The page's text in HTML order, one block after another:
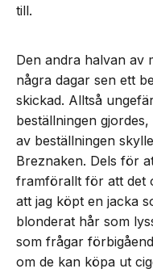
till.
Den andra halvan av
några dagar sen ett
skickad. Alltså
beställningen
av beställningen
Breznaken. Dels för
framförallt för att det
att jag köpt en jacka
blonderat hår som
som frågar
om de kan köpa ut